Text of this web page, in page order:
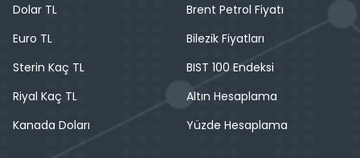
Dolar TL
Euro TL
Sterin Kaç TL
Riyal Kaç TL
Kanada Doları
Brent Petrol Fiyatı
Bilezik Fiyatları
BIST 100 Endeksi
Altın Hesaplama
Yüzde Hesaplama